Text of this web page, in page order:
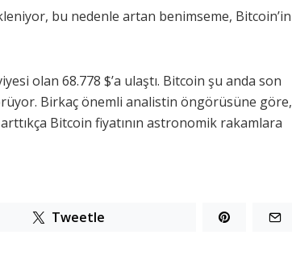
bu nedenle artan benimseme, Bitcoin’in
olan 68.778 $’a ulaştı. Bitcoin şu anda son
Birkaç önemli analistin öngörüsüne göre,
Bitcoin fiyatının astronomik rakamlara
Tweetle